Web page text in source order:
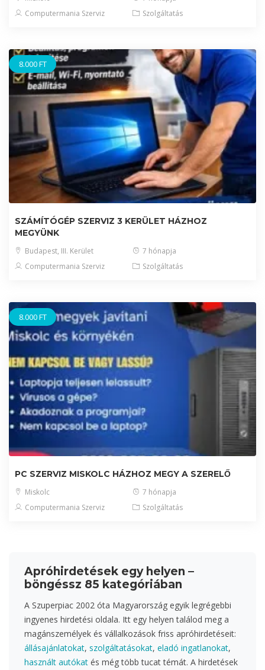
Computermania Szerviz
Szolgáltatás
8.000 FT
SZÁMÍTÓGÉP SZERVIZ 3 KERÜLET HÁZHOZ
MEGYÜNK
Budapest, III. Kerület
7 hónapja
Computermania Szerviz
Szolgáltatás
8.000 FT
PC SZERVIZ MISKOLC HÁZHOZ MEGY A SZERELŐ
Miskolc
7 hónapja
Computermania Szerviz
Szolgáltatás
Apróhirdetések egy helyen –
böngéssz 85 kategóriában
A Szuperpiac 2002 óta Magyarország egyik legrégebbi
ingyenes hirdetési oldala. Itt egy helyen találod meg a
magánszemélyek és vállalkozások friss apróhirdetéseit:
állásajánlatokat, szolgáltatásokat, eladó ingatlanokat,
használt autókat és még több tucat témát. A hirdetések